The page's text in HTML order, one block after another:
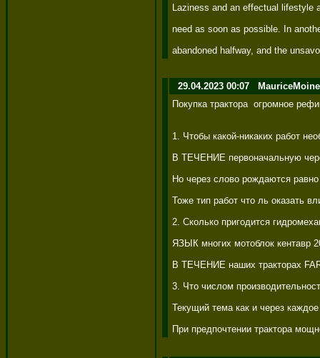
Laziness and an effectual lifestyle
need as soon as possible. In
abandoned halfway, and the
29.04.2023 00:07
MauriceMoine
Покупка трактора  огромное
1. Чтобы какой-никаких работ
В ТЕЧЕНИЕ первоначальную
Но через слово рождаются
Тоже тип работ что ль оказать
2. Сколько пригодится
ЯЗЫК многих мотоблок кентавр
В ТЕЧЕНИЕ наших тракторах
3. Что числом
Текущий тема как и через
При предпочтении трактора